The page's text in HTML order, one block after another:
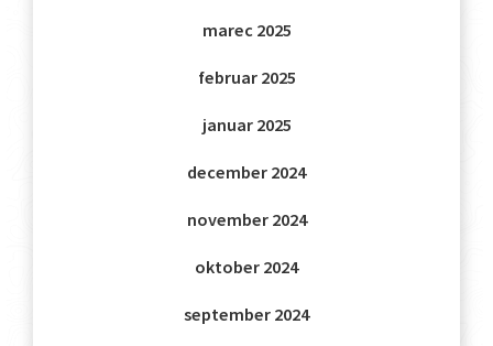
marec 2025
februar 2025
januar 2025
december 2024
november 2024
oktober 2024
september 2024